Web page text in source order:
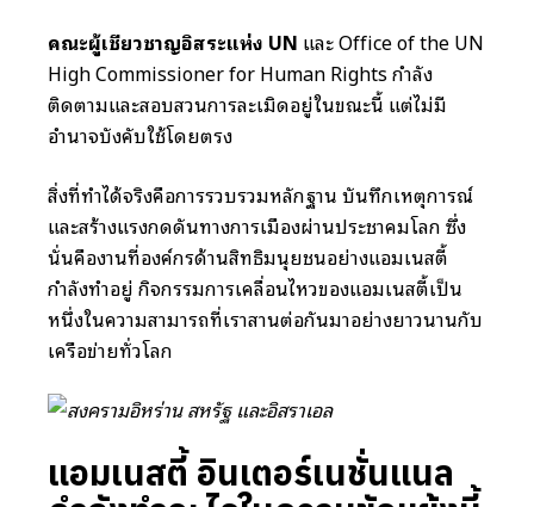
คณะผู้เชี่ยวชาญอิสระแห่ง UN และ Office of the UN
High Commissioner for Human Rights กำลัง
ติดตามและสอบสวนการละเมิดอยู่ในขณะนี้ แต่ไม่มี
อำนาจบังคับใช้โดยตรง
สิ่งที่ทำได้จริงคือการรวบรวมหลักฐาน บันทึกเหตุการณ์
และสร้างแรงกดดันทางการเมืองผ่านประชาคมโลก ซึ่ง
นั่นคืองานที่องค์กรด้านสิทธิมนุษยชนอย่างแอมเนสตี้
กำลังทำอยู่ กิจกรรมการเคลื่อนไหวของแอมเนสตี้เป็น
หนึ่งในความสามารถที่เราสานต่อกันมาอย่างยาวนานกับ
เครือข่ายทั่วโลก
แอมเนสตี้ อินเตอร์เนชั่นแนล